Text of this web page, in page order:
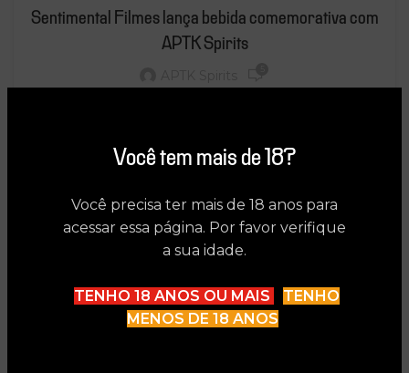
Você tem mais de 18?
Você precisa ter mais de 18 anos para
acessar essa página. Por favor verifique
a sua idade.
TENHO 18 ANOS OU MAIS
TENHO
MENOS DE 18 ANOS
Sentimental Filmes lança bebida comemorativa com
APTK Spirits
d...